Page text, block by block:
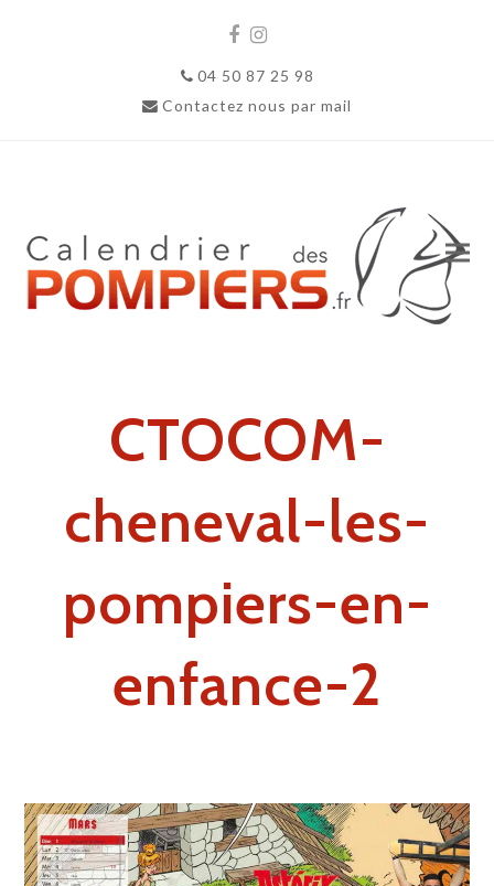
Facebook
Instagram
04 50 87 25 98
Contactez nous par mail
CTOCOM-
cheneval-les-
pompiers-en-
enfance-2